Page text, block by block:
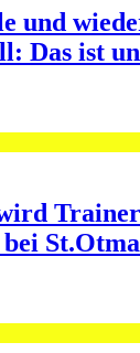
und
Das ist
Trainer